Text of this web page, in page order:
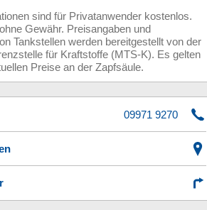
sind für Privatanwender kostenlos.
Gewähr. Preisangaben und
Tankstellen werden bereitgestellt von der
für Kraftstoffe (MTS-K). Es gelten
Preise an der Zapfsäule.